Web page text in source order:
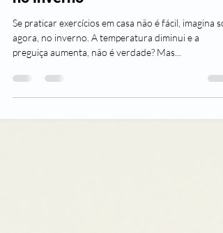
no inverno
Se praticar exercícios em casa não é fácil, imagina só
preguiça aumenta, não é verdade? Mas...